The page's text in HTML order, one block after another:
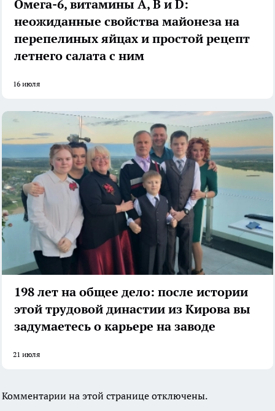
Омега-6, витамины А, В и D:
неожиданные свойства майонеза на
перепелиных яйцах и простой рецепт
летнего салата с ним
16 июля
198 лет на общее дело: после истории
этой трудовой династии из Кирова вы
задумаетесь о карьере на заводе
21 июля
Комментарии на этой странице отключены.